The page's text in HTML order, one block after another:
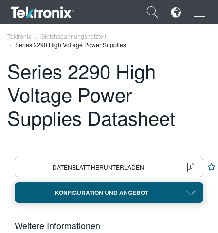
×
ENGLISH
FRANÇAIS
DEUTSCH
简体中文
繁體中文
Tektronix
Gleichspannungsnetzteil
Series 2290 High Voltage Power Supplies
Series 2290 High
Voltage Power
Supplies Datasheet
DATENBLATT HERUNTERLADEN
KONFIGURATION UND ANGEBOT
Weitere Informationen